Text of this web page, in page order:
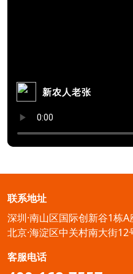
新农人老张
联系地址
深圳·南山区国际创新谷1栋
北京·海淀区中关村南大街
客服电话